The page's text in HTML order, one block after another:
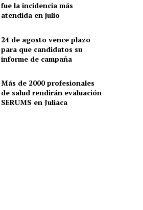
fue la incidencia más
atendida en julio
24 de agosto vence plazo
para que candidatos su
informe de campaña
Más de 2000 profesionales
de salud rendirán evaluación
SERUMS en Juliaca